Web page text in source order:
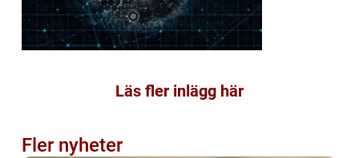
Läs fler inlägg här
Fler nyheter